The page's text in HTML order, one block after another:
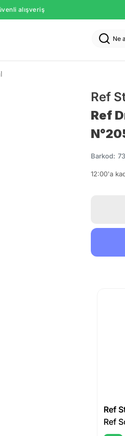
alışveriş
Ref
Ref
Barkod:
12:00'a